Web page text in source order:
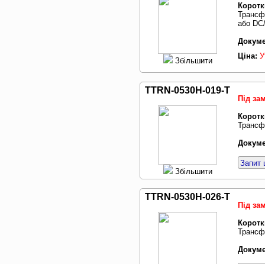
Збільшити
або
Ціна:
TTRN-0530H-019-T
Збільшити
Під
Запит
TTRN-0530H-026-T
Під